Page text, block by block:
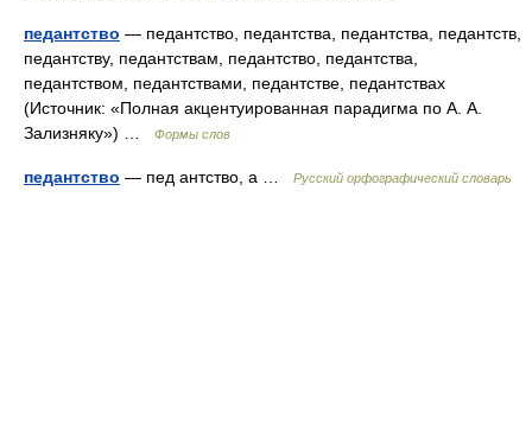
педантство — педантство, педантства, педантства, педантств,
педантству, педантствам, педантство, педантства,
педантством, педантствами, педантстве, педантствах
(Источник: «Полная акцентуированная парадигма по А. А.
Зализняку») …
Формы слов
педантство — пед антство, а … Русский орфографический словарь